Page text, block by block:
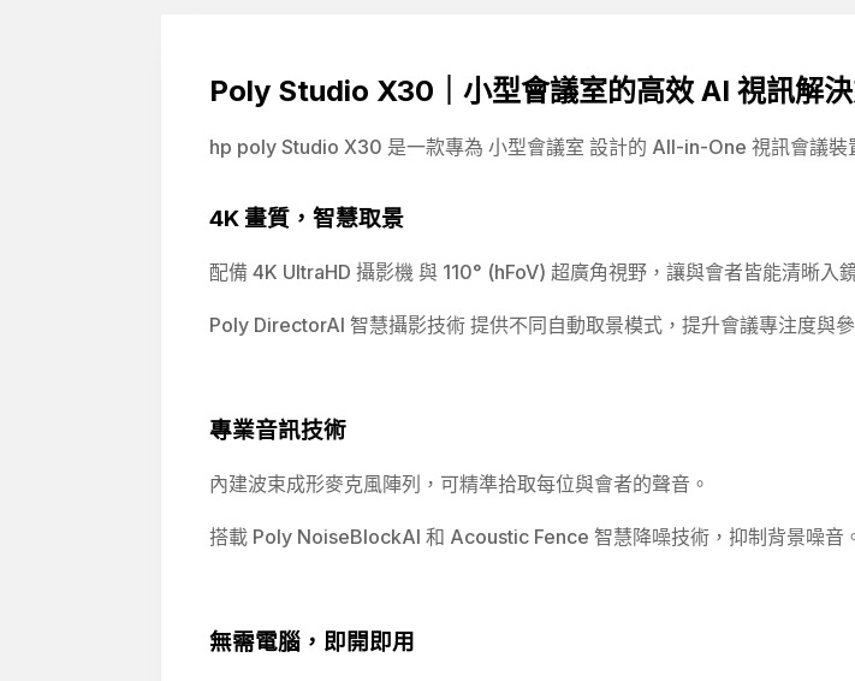
Poly Studio X30｜小型會議室的高效 AI 視訊解
hp poly Studio X30 是一款專為 小型會議室 設計的 All-in-One 視訊會議裝
4K 畫質，智慧取景
配備 4K UltraHD 攝影機 與 110° (hFoV) 超廣角視野，讓與會者皆能清晰入
Poly DirectorAI 智慧攝影技術 提供不同自動取景模式，提升會議專注度與參
專業音訊技術
內建波束成形麥克風陣列，可精準拾取每位與會者的聲音。
搭載 Poly NoiseBlockAI 和 Acoustic Fence 智慧降噪技術，抑制背景噪音
無需電腦，即開即用